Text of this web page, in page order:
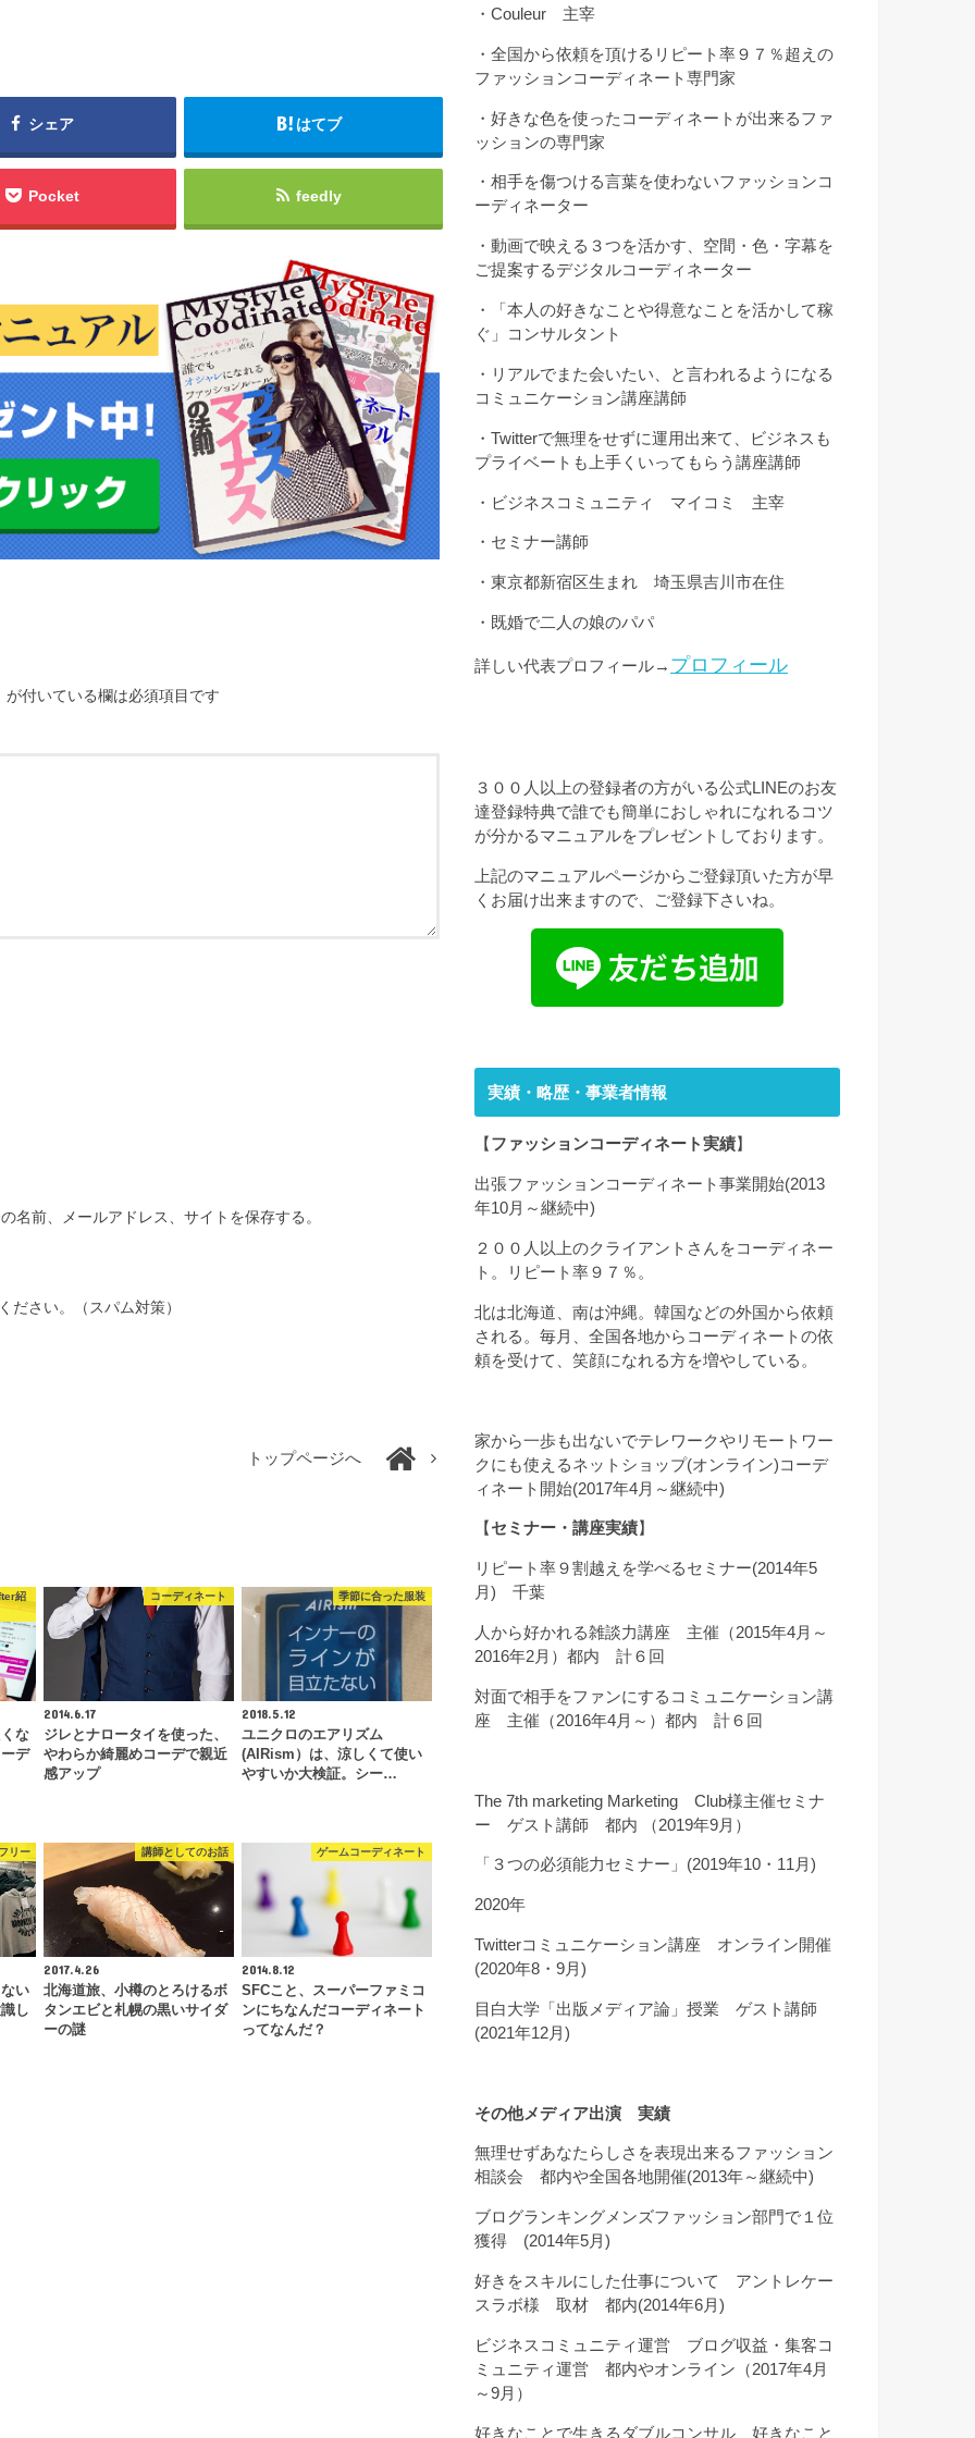
シェア はてブ
Pocket feedly
が付いている欄は必須項目です
名前、メールアドレス、サイトを保存する。
ださい。（スパム対策）
トップページへ
紹
な
デ
コーディネート
2014.6.17
ジレとナロータイを使った、
やわらか綺麗めコーデで親近
感アップ
季節に合った服装
2018.5.12
ユニクロのエアリズム
(AIRism）は、涼しくて使い
やすいか大検証。シー…
リー
い
し
講師としてのお話
2017.4.26
北海道旅、小樽のとろけるボ
タンエビと札幌の黒いサイダ
ーの謎
ゲームコーディネート
2014.8.12
SFCこと、スーパーファミコ
ンにちなんだコーディネート
ってなんだ？
・Couleur 主宰
・全国から依頼を頂けるリピート率９７％超えの
ファッションコーディネート専門家
・好きな色を使ったコーディネートが出来るファ
ッションの専門家
・相手を傷つける言葉を使わないファッションコ
ーディネーター
・動画で映える３つを活かす、空間・色・字幕を
ご提案するデジタルコーディネーター
・「本人の好きなことや得意なことを活かして稼
ぐ」コンサルタント
・リアルでまた会いたい、と言われるようになる
コミュニケーション講座講師
・Twitterで無理をせずに運用出来て、ビジネスも
プライベートも上手くいってもらう講座講師
・ビジネスコミュニティ マイコミ 主宰
・セミナー講師
・東京都新宿区生まれ 埼玉県吉川市在住
・既婚で二人の娘のパパ
詳しい代表プロフィール→ プロフィール
３００人以上の登録者の方がいる公式LINEのお友
達登録特典で誰でも簡単におしゃれになれるコツ
が分かるマニュアルをプレゼントしております。
上記のマニュアルページからご登録頂いた方が早
くお届け出来ますので、ご登録下さいね。
実績・略歴・事業者情報
【 ファッションコーディネート実績】
出張ファッションコーディネート事業開始(2013
年10月～継続中)
２００人以上のクライアントさんをコーディネー
ト。リピート率９７％。
北は北海道、南は沖縄。韓国などの外国から依頼
される。毎月、全国各地からコーディネートの依
頼を受けて、笑顔になれる方を増やしている。
家から一歩も出ないでテレワークやリモートワー
クにも使えるネットショップ(オンライン)コーデ
ィネート開始(2017年4月～継続中)
【 セミナー・講座実績】
リピート率９割越えを学べるセミナー(2014年5
月) 千葉
人から好かれる雑談力講座 主催（2015年4月～
2016年2月）都内 計６回
対面で相手をファンにするコミュニケーション講
座 主催（2016年4月～）都内 計６回
The 7th marketing Marketing Club様主催セミナ
ー ゲスト講師 都内 （2019年9月）
「３つの必須能力セミナー」(2019年10・11月)
2020年
Twitterコミュニケーション講座 オンライン開催
(2020年8・9月)
目白大学「出版メディア論」授業 ゲスト講師
(2021年12月)
その他メディア出演 実績
無理せずあなたらしさを表現出来るファッション
相談会 都内や全国各地開催(2013年～継続中)
ブログランキングメンズファッション部門で１位
獲得 (2014年5月)
好きをスキルにした仕事について アントレケー
スラボ様 取材 都内(2014年6月)
ビジネスコミュニティ運営 ブログ収益・集客コ
ミュニティ運営 都内やオンライン（2017年4月
～9月）
好きなことで生きるダブルコンサル 好きなこと